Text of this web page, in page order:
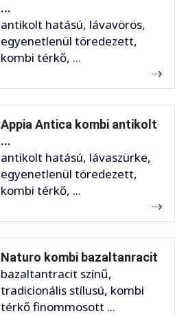
...
antikolt hatású, lávavörös,
egyenetlenül töredezett,
kombi térkő, ...
Appia Antica kombi antikolt
...
antikolt hatású, lávaszürke,
egyenetlenül töredezett,
kombi térkő, ...
Naturo kombi bazaltanracit
bazaltantracit színű,
tradicionális stílusú, kombi
térkő finommosott ...